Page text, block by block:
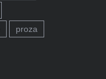
proza